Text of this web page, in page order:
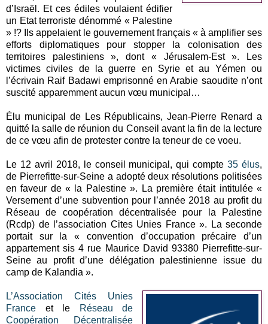
d’Israël. Et ces édiles voulaient édifier
un Etat terroriste dénommé « Palestine
» !? Ils appelaient le gouvernement français « à amplifier ses
efforts diplomatiques pour stopper la colonisation des
territoires palestiniens », dont « Jérusalem-Est ». Les
victimes civiles de la guerre en Syrie et au Yémen ou
l’écrivain Raif Badawi emprisonné en Arabie saoudite n’ont
suscité apparemment aucun vœu municipal…
Élu municipal de Les Républicains, Jean-Pierre Renard a
quitté la salle de réunion du Conseil avant la fin de la lecture
de ce vœu afin de protester contre la teneur de ce voeu.
Le 12 avril 2018, le conseil municipal, qui compte35 élus,
de Pierrefitte-sur-Seine a adopté deux résolutions politisées
en faveur de « la Palestine ». La première était intitulée «
Versement d’une subvention pour l’année 2018 au profit du
Réseau de coopération décentralisée pour la Palestine
(Rcdp) de l’association Cites Unies France ». La seconde
portait sur la « convention d’occupation précaire d’un
appartement sis 4 rue Maurice David 93380 Pierrefitte-sur-
Seine au profit d’une délégation palestinienne issue du
camp de Kalandia ».
L’Association Cités Unies
France et le
Réseau de
Coopération Décentralisée